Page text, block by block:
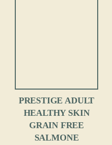
PRESTIGE ADULT
HEALTHY SKIN
GRAIN FREE
SALMONE